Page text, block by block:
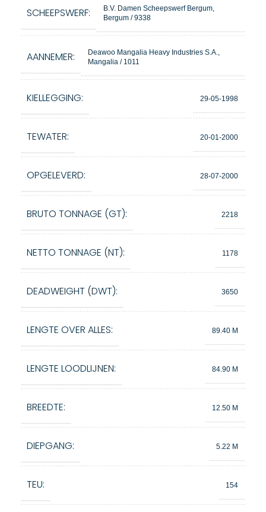
SCHEEPSWERF:
B.V. Damen Scheepswerf Bergum,
Bergum / 9338
AANNEMER:
Deawoo Mangalia Heavy Industries S.A.,
Mangalia / 1011
KIELLEGGING: 29-05-1998
TEWATER: 20-01-2000
OPGELEVERD: 28-07-2000
BRUTO TONNAGE (GT): 2218
NETTO TONNAGE (NT): 1178
DEADWEIGHT (DWT): 3650
LENGTE OVER ALLES: 89.40 M
LENGTE LOODLIJNEN: 84.90 M
BREEDTE: 12.50 M
DIEPGANG: 5.22 M
TEU: 154